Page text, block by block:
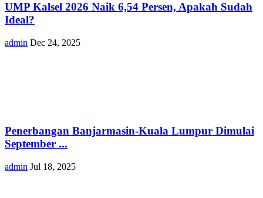
UMP Kalsel 2026 Naik 6,54 Persen, Apakah Sudah
Ideal?
admin Dec 24, 2025
Penerbangan Banjarmasin-Kuala Lumpur Dimulai
September ...
admin Jul 18, 2025